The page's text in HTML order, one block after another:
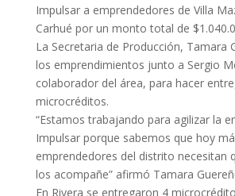
Impulsar a emprendedores de Villa
Carhué por un monto total de
La Secretaria de Producción, Tamara
los emprendimientos junto a Sergio
colaborador del área, para hacer
microcréditos.
“Estamos trabajando para agilizar la
Impulsar porque sabemos que hoy
emprendedores del distrito necesitan
los acompañe” afirmó Tamara
En Rivera se entregaron 4